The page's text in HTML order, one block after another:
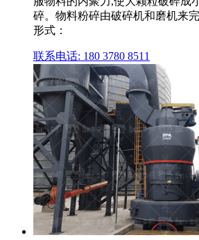
碎。物料粉碎由破碎机和磨机来
形式：
联系电话: 180 3780 8511